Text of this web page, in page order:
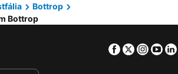
Trip Inn Living & Suites
hotel
McDreams Essen-City
Bottrop
Bottrop
Facebook
Twitter